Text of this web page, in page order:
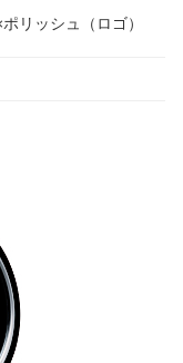
リッシュ（ロゴ）